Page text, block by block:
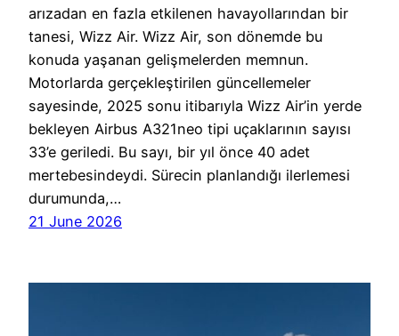
arızadan en fazla etkilenen havayollarından bir
tanesi, Wizz Air. Wizz Air, son dönemde bu
konuda yaşanan gelişmelerden memnun.
Motorlarda gerçekleştirilen güncellemeler
sayesinde, 2025 sonu itibarıyla Wizz Air’in yerde
bekleyen Airbus A321neo tipi uçaklarının sayısı
33’e geriledi. Bu sayı, bir yıl önce 40 adet
mertebesindeydi. Sürecin planlandığı ilerlemesi
durumunda,…
21 June 2026